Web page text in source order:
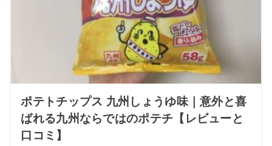
ポテトチップス 九州しょうゆ味｜意外と喜
ばれる九州ならではのポテチ【レビューと
口コミ】